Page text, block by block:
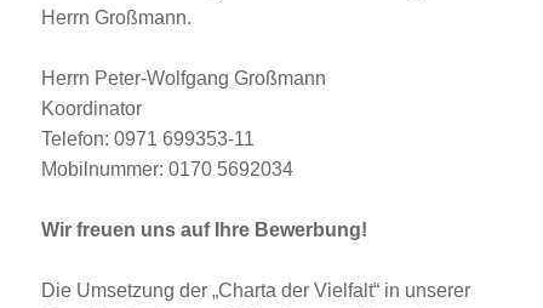
Herrn Großmann.
Herrn Peter-Wolfgang Großmann
Koordinator
Telefon: 0971 699353-11
Mobilnummer: 0170 5692034
Wir freuen uns auf Ihre Bewerbung!
Die Umsetzung der „Charta der Vielfalt“ in unserer